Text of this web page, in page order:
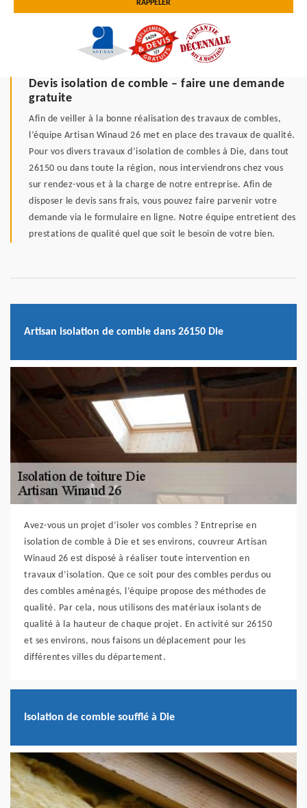
Devis isolation de comble – faire une demande
gratuite
Afin de veiller à la bonne réalisation des travaux de combles,
l’équipe Artisan Winaud 26 met en place des travaux de qualité.
Pour vos divers travaux d’isolation de combles à Die, dans tout
26150 ou dans toute la région, nous interviendrons chez vous
sur rendez-vous et à la charge de notre entreprise. Afin de
disposer le devis sans frais, vous pouvez faire parvenir votre
demande via le formulaire en ligne. Notre équipe entretient des
prestations de qualité quel que soit le besoin de votre bien.
Artisan isolation de comble dans 26150 Die
Avez-vous un projet d’isoler vos combles ? Entreprise en
isolation de comble à Die et ses environs, couvreur Artisan
Winaud 26 est disposé à réaliser toute intervention en
travaux d’isolation. Que ce soit pour des combles perdus ou
des combles aménagés, l’équipe propose des méthodes de
qualité. Par cela, nous utilisons des matériaux isolants de
qualité à la hauteur de chaque projet. En activité sur 26150
et ses environs, nous faisons un déplacement pour les
différentes villes du département.
Isolation de comble soufflé à Die